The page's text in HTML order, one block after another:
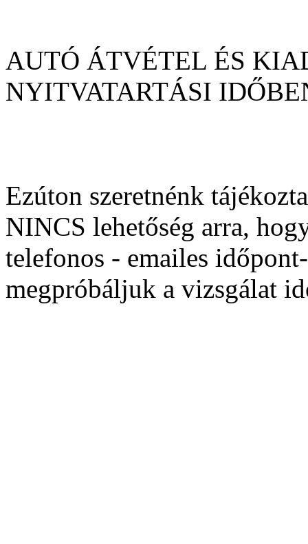
AUTÓ ÁTVÉTEL ÉS
NYITVATARTÁSI
Ezúton szeretnénk
NINCS lehetőség arra,
telefonos - emailes
megpróbáljuk a vizsgálat